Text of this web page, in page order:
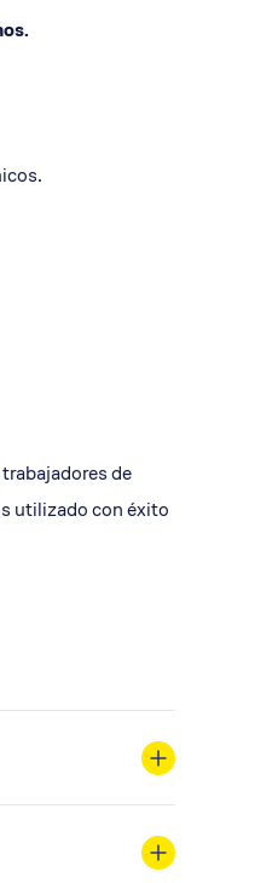
de
utilizado con éxito